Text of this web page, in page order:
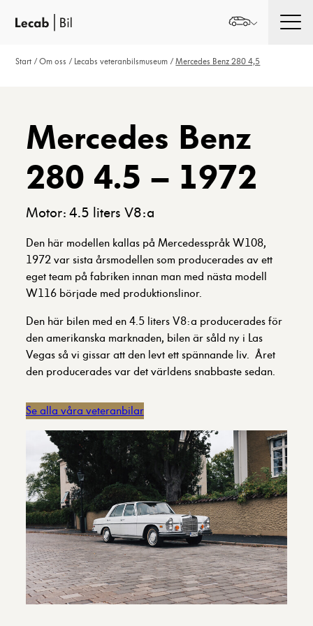
Start /Om oss / Lecabs veteranbilsmuseum /Mercedes Benz 280 4,5
Mercedes Benz
280 4.5 – 1972
Motor: 4.5 liters V8:a
Den här modellen kallas på Mercedesspråk W108,
1972 var sista årsmodellen som producerades av ett
eget team på fabriken innan man med nästa modell
W116 började med produktionslinor.
Den här bilen med en 4.5 liters V8:a producerades för
den amerikanska marknaden, bilen är såld ny i Las
Vegas så vi gissar att den levt ett spännande liv. Året
den producerades var det världens snabbaste sedan.
Se alla våra veteranbilar
Nödvändiga
Dessa cookies
går inte att
välja bort. De
behövs för att
hemsidan över
huvud taget
ska fungera.
Statistik
För att vi ska